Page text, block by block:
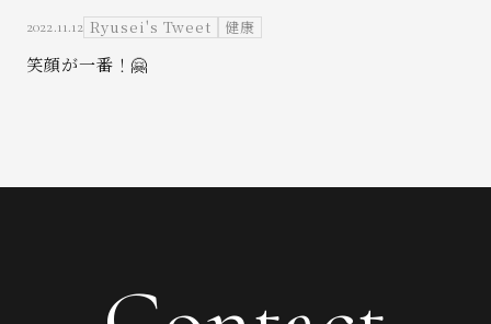
2022.11.12 Ryusei's Tweet 健康
笑顔が一番！🤗